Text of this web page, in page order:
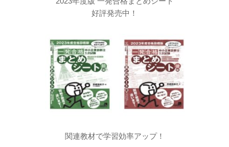
好評発売中！
関連教材で学習効率アップ！